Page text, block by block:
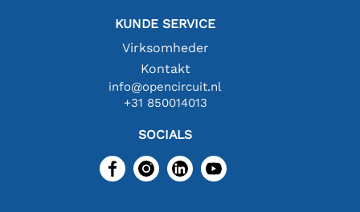
KUNDE SERVICE
Virksomheder
Kontakt
info@opencircuit.nl
+31 850014013
SOCIALS